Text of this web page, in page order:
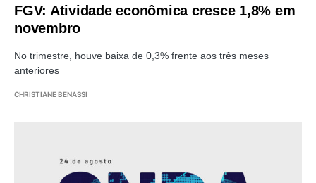
FGV: Atividade econômica cresce 1,8% em
novembro
No trimestre, houve baixa de 0,3% frente aos três meses
anteriores
CHRISTIANE BENASSI